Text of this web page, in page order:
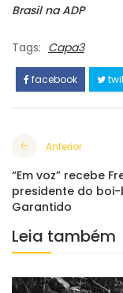
Brasil na ADP
Tags: Capa3
facebook
Anterior
“Em voz” recebe
presidente do
Garantido
Leia também